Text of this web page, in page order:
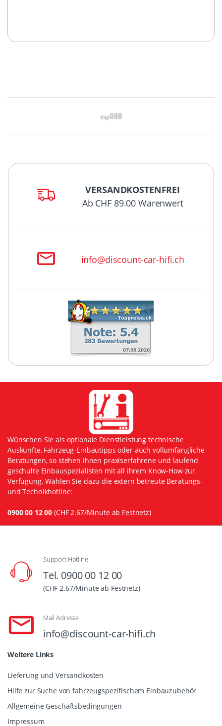
VERSANDKOSTENFREI
Ab CHF 89.00 Warenwert
info@discount-car-hifi.ch
Wünschen Sie als optionale Dienstleistung technische
Auskünfte, Fahrzeug-Einbautipps oder auch vollumfängliche
Beratungen, so stehen Ihnen praxiserfahrene und laufend
geschulte Einbauspezialisten mit all ihrem Know-How zur
Verfügung. Wählen Sie dazu die extern betreute Beratungs-
und Technikhotline:
0900 00 12 00 (CHF 2.67/Minute ab Festnetz)
Support Hotline
Tel. 0900 00 12 00
(CHF 2.67/Minute ab Festnetz)
Mail Adresse
info@discount-car-hifi.ch
Weitere Links
Lieferung und Versandkosten
Hilfe zur Suche von fahrzeugspezifischem Einbauzubehör
Allgemeine Geschäftsbedingungen
Impressum